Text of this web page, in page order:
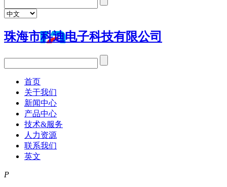
珠海市科迪电子科技有限公司
首页
关于我们
新闻中心
产品中心
技术&服务
人力资源
联系我们
英文
P